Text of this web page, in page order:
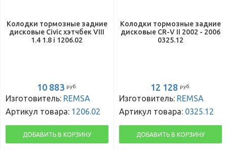
Колодки тормозные задние
дисковые Civic хэтчбек VIII
1.4 1.8 i 1206.02
10 883 руб.
Изготовитель: REMSA
Артикул товара: 1206.02
ДОБАВИТЬ В КОРЗИНУ
Колодки тормозные задние
дисковые CR-V II 2002 - 2006
0325.12
12 128 руб.
Изготовитель: REMSA
Артикул товара: 0325.12
ДОБАВИТЬ В КОРЗИНУ